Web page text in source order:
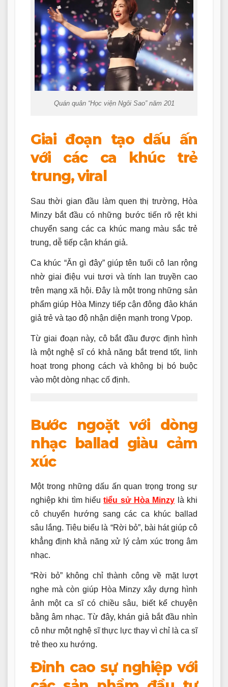
Quán quân “Học viện Ngôi Sao” năm 201
Giai đoạn tạo dấu ấn
với các ca khúc trẻ
trung, viral
Sau thời gian đầu làm quen thị trường, Hòa
Minzy bắt đầu có những bước tiến rõ rệt khi
chuyển sang các ca khúc mang màu sắc trẻ
trung, dễ tiếp cận khán giả.
Ca khúc “Ăn gì đây” giúp tên tuổi cô lan rộng
nhờ giai điệu vui tươi và tính lan truyền cao
trên mạng xã hội. Đây là một trong những sản
phẩm giúp Hòa Minzy tiếp cận đông đảo khán
giả trẻ và tạo độ nhận diện mạnh trong Vpop.
Từ giai đoạn này, cô bắt đầu được định hình
là một nghệ sĩ có khả năng bắt trend tốt, linh
hoạt trong phong cách và không bị bó buộc
vào một dòng nhạc cố định.
Bước ngoặt với dòng
nhạc ballad giàu cảm
xúc
Một trong những dấu ấn quan trọng trong sự
nghiệp khi tìm hiểutiểu sử Hòa Minzy là khi
cô chuyển hướng sang các ca khúc ballad
sâu lắng. Tiêu biểu là “Rời bỏ”, bài hát giúp cô
khẳng định khả năng xử lý cảm xúc trong âm
nhạc.
“Rời bỏ” không chỉ thành công về mặt lượt
nghe mà còn giúp Hòa Minzy xây dựng hình
ảnh một ca sĩ có chiều sâu, biết kể chuyện
bằng âm nhạc. Từ đây, khán giả bắt đầu nhìn
cô như một nghệ sĩ thực lực thay vì chỉ là ca sĩ
trẻ theo xu hướng.
Đỉnh cao sự nghiệp với